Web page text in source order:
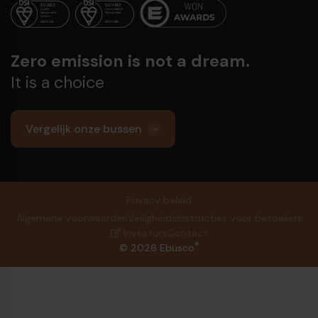
Zero emission is not a dream.
It is a choice
Vergelijk onze bussen
© 2026 Ebusco®